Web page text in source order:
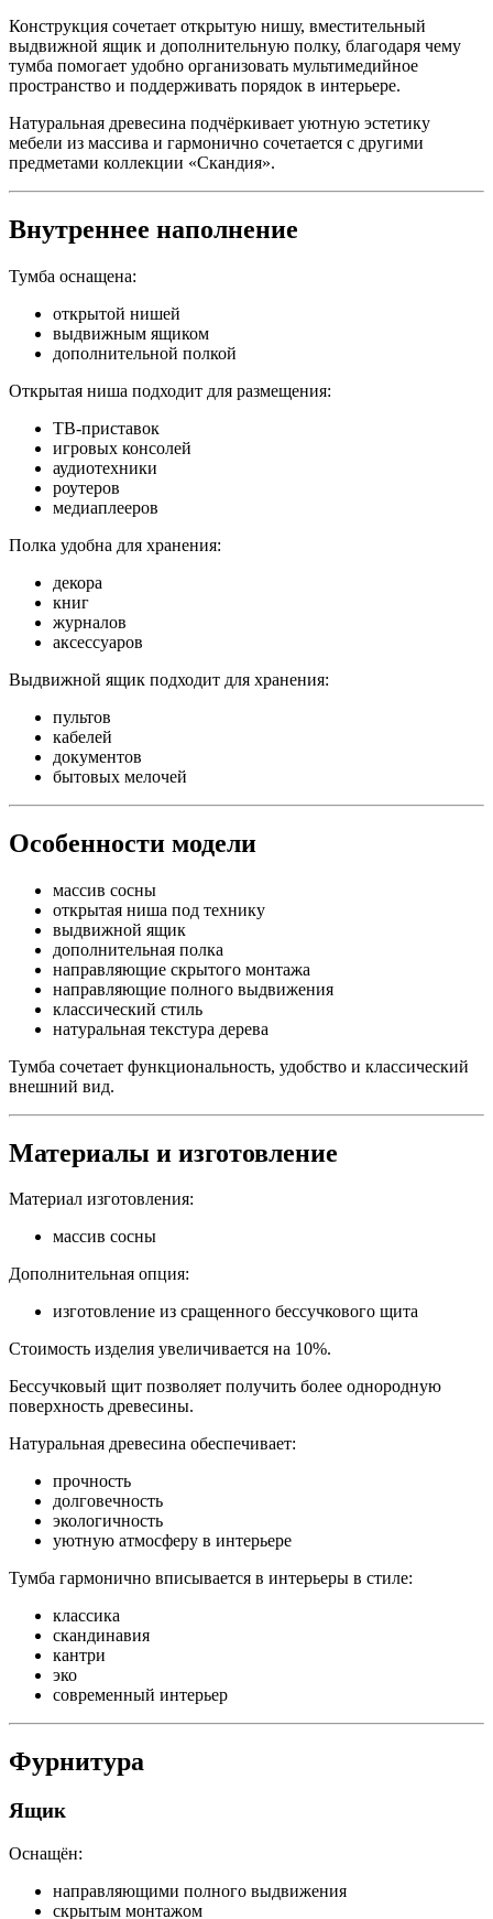
Конструкция сочетает открытую нишу, вместительный
выдвижной ящик и дополнительную полку, благодаря чему
тумба помогает удобно организовать мультимедийное
пространство и поддерживать порядок в интерьере.
Натуральная древесина подчёркивает уютную эстетику
мебели из массива и гармонично сочетается с другими
предметами коллекции «Скандия».
Внутреннее наполнение
Тумба оснащена:
открытой нишей
выдвижным ящиком
дополнительной полкой
Открытая ниша подходит для размещения:
ТВ-приставок
игровых консолей
аудиотехники
роутеров
медиаплееров
Полка удобна для хранения:
декора
книг
журналов
аксессуаров
Выдвижной ящик подходит для хранения:
пультов
кабелей
документов
бытовых мелочей
Особенности модели
массив сосны
открытая ниша под технику
выдвижной ящик
дополнительная полка
направляющие скрытого монтажа
направляющие полного выдвижения
классический стиль
натуральная текстура дерева
Тумба сочетает функциональность, удобство и классический
внешний вид.
Материалы и изготовление
Материал изготовления:
массив сосны
Дополнительная опция:
изготовление из сращенного бессучкового щита
Стоимость изделия увеличивается на 10%.
Бессучковый щит позволяет получить более однородную
поверхность древесины.
Натуральная древесина обеспечивает:
прочность
долговечность
экологичность
уютную атмосферу в интерьере
Тумба гармонично вписывается в интерьеры в стиле:
классика
скандинавия
кантри
эко
современный интерьер
Фурнитура
Ящик
Оснащён:
направляющими полного выдвижения
скрытым монтажом